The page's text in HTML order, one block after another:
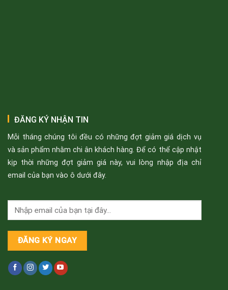
ĐĂNG KÝ NHẬN TIN
Mỗi tháng chúng tôi đều có những đợt giảm giá dịch vụ
và sản phẩm nhằm chi ân khách hàng. Để có thể cập nhật
kịp thời những đợt giảm giá này, vui lòng nhập địa chỉ
email của bạn vào ô dưới đây.